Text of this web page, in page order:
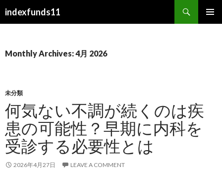
indexfunds11
Monthly Archives: 4月 2026
未分類
何気ない不調が続くのは疾
患の可能性？早期に内科を
受診する必要性とは
2026年4月27日 LEAVE A COMMENT